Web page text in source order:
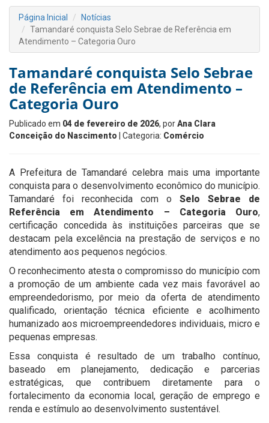
Página Inicial
Notícias
Tamandaré conquista Selo Sebrae de Referência em
Atendimento – Categoria Ouro
Tamandaré conquista Selo Sebrae
de Referência em Atendimento –
Categoria Ouro
Publicado em 04 de fevereiro de 2026, porAna Clara
Conceição do Nascimento | Categoria: Comércio
A Prefeitura de Tamandaré celebra mais uma importante
conquista para o desenvolvimento econômico do município.
Tamandaré foi reconhecida com o Selo Sebrae de
Referência em Atendimento – Categoria Ouro,
certificação concedida às instituições parceiras que se
destacam pela excelência na prestação de serviços e no
atendimento aos pequenos negócios.
O reconhecimento atesta o compromisso do município com
a promoção de um ambiente cada vez mais favorável ao
empreendedorismo, por meio da oferta de atendimento
qualificado, orientação técnica eficiente e acolhimento
humanizado aos microempreendedores individuais, micro e
pequenas empresas.
Essa conquista é resultado de um trabalho contínuo,
baseado em planejamento, dedicação e parcerias
estratégicas, que contribuem diretamente para o
fortalecimento da economia local, geração de emprego e
renda e estímulo ao desenvolvimento sustentável.